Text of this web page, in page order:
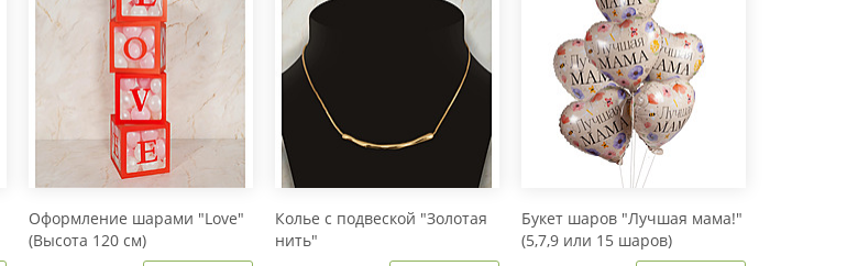
Оформление шарами "Love"
(Высота 120 см)
Колье с подвеской "Золотая
нить"
Букет шаров "Лучшая мама!"
(5,7,9 или 15 шаров)